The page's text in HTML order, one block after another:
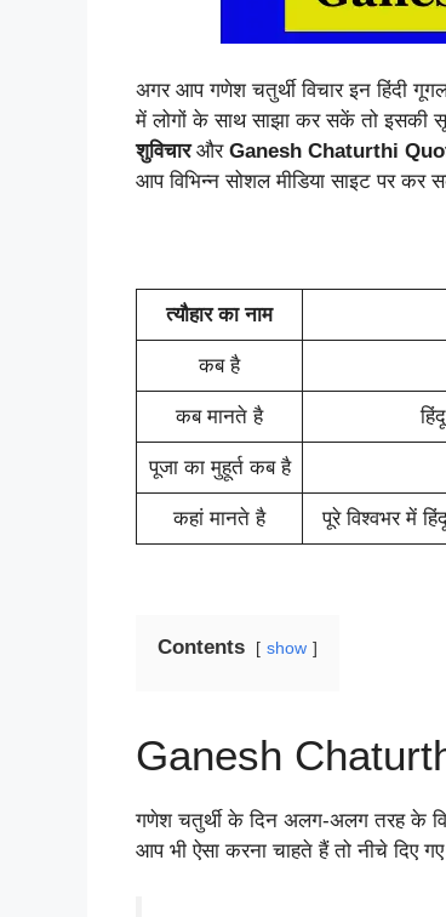
अगर आप गणेश चतुर्थी विचार इन हिंदी
में लोगों के साथ साझा कर सकें तो
शुविचारऔर Ganesh Chaturthi
आप विभिन्न सोशल मीडिया साइट पर कर
त्यौहार का नाम
कब है
कब मानते है
पूजा का मुहूर्त कब है
कहां मानते है पूरे विश्वभर में
Contents show
Ganesh
गणेश चतुर्थी के दिन अलग-अलग तरह के
आप भी ऐसा करना चाहते हैं तो नीचे दिए